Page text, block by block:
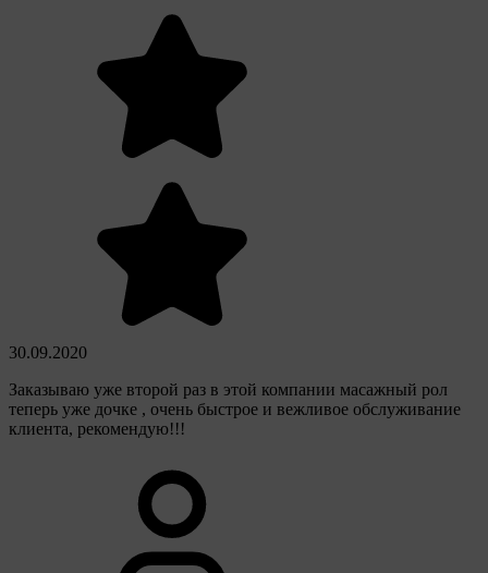
30.09.2020
Заказываю уже второй раз в этой компании масажный рол
теперь уже дочке , очень быстрое и вежливое обслуживание
клиента, рекомендую!!!